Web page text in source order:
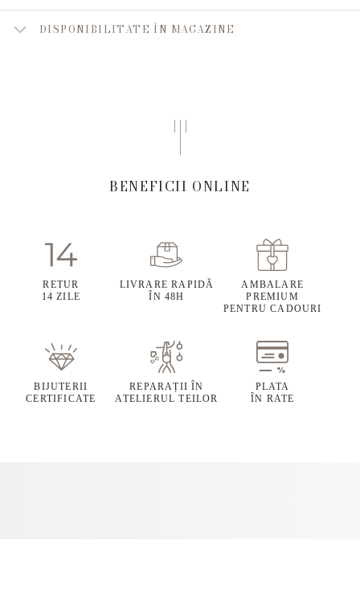
DISPONIBILITATE ÎN MAGAZINE
BENEFICII ONLINE
RETUR
14 ZILE
LIVRARE RAPIDĂ
ÎN 48H
AMBALARE
PREMIUM
PENTRU CADOURI
BIJUTERII
CERTIFICATE
REPARAȚII ÎN
ATELIERUL TEILOR
PLATA
ÎN RATE